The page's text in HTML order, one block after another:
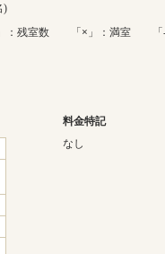
)
」：残室数 「× 」：満室 「-
料金特記
なし